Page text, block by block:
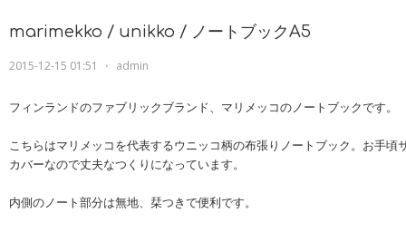
marimekko / unikko / ノートブックA5
2015-12-15 01:51 ⋅ admin
フィンランドのファブリックブランド、マリメッコのノートブックです。
こちらはマリメッコを代表するウニッコ柄の布張りノートブック。お手頃
カバーなので丈夫なつくりになっています。
内側のノート部分は無地、栞つきで便利です。